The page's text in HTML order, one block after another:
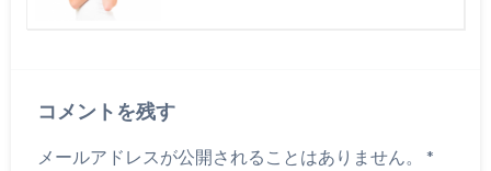
コメントを残す
メールアドレスが公開されることはありません。
*